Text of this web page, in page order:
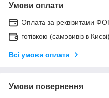
Умови оплати
Оплата за реквізитами
готівкою (самовивіз в
Всі умови оплати
Умови повернення